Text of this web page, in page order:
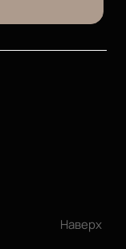
Наверх